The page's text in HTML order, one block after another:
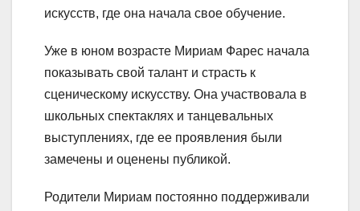
искусств, где она начала свое обучение.
Уже в юном возрасте Мириам Фарес начала
показывать свой талант и страсть к
сценическому искусству. Она участвовала в
школьных спектаклях и танцевальных
выступлениях, где ее проявления были
замечены и оценены публикой.
Родители Мириам постоянно поддерживали